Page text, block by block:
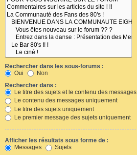
Rechercher dans les sous-forums :
Oui
Non
Rechercher dans :
Le titre des sujets et le contenu des messages
Le contenu des messages uniquement
Le titre des sujets uniquement
Le premier message des sujets uniquement
Afficher les résultats sous forme de :
Messages
Sujets